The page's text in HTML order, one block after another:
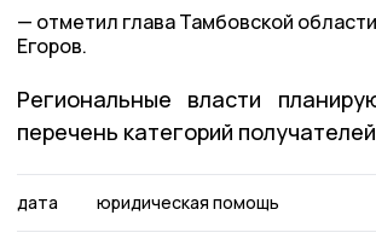
отметил глава Тамбовской
Егоров.
Региональные власти
перечень категорий
дата юридическая помощь